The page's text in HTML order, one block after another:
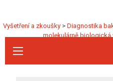
Vyšetření a zkoušky > Diagnostika
molekulárně biologická